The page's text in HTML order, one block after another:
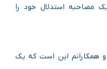
مصاحبه استدلال خود را
این است که یک